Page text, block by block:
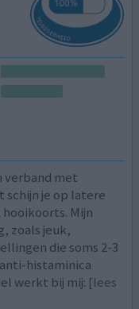
verband met
schijn je op latere
Mijn
zoals jeuk,
die soms 2-3
histaminica
werkt bij mij: [lees